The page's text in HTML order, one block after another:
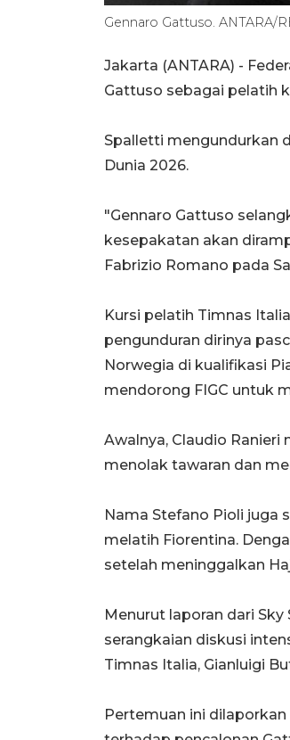
Gennaro Gattuso. ANTARA/
Jakarta (ANTARA) -
Gattuso sebagai pelatih
Spalletti mengundurkan
Dunia 2026.
"Gennaro Gattuso
kesepakatan akan
Fabrizio Romano pada
Kursi pelatih Timnas
pengunduran dirinya
Norwegia di kualifikasi
mendorong FIGC untuk
Awalnya, Claudio
menolak tawaran dan
Nama Stefano Pioli juga
melatih Fiorentina.
setelah meninggalkan
Menurut laporan dari
serangkaian diskusi
Timnas Italia, Gianluigi
Pertemuan ini